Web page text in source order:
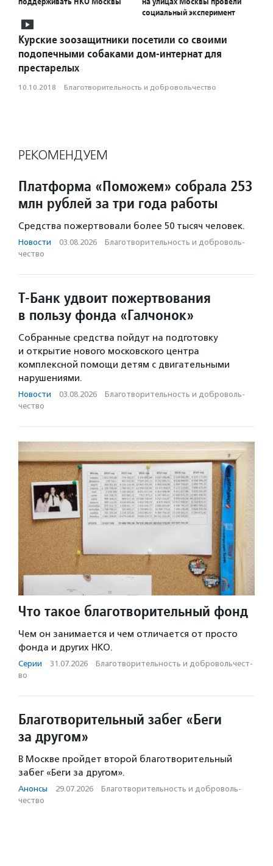
социальный эксперимент
Курские зоозащитники посетили со своими
подопечными собаками дом-интернат для
престарелых
10.10.2018 · Благотвори­тель­ность и доброволь­чест­во
РЕКОМЕНДУЕМ
Платформа «Поможем» собрала 253
млн рублей за три года работы
Средства пожертвовали более 50 тысяч человек.
Новости · 03.08.2026 · Благотвори­тель­ность и доброволь­
чест­во
Т-Банк удвоит пожертвования
в пользу фонда «Галчонок»
Собранные средства пойдут на подготовку
и открытие нового московского центра
комплексной помощи детям с двигательными
нарушениями.
Новости · 03.08.2026 · Благотвори­тель­ность и доброволь­
чест­во
Что такое благотворительный фонд
Чем он занимается и чем отличается от просто
фонда и других НКО.
Серии · 31.07.2026 · Благотвори­тель­ность и доброволь­чест­
во
Благотворительный забег «Беги
за другом»
В Москве пройдет второй благотворительный
забег «Беги за другом».
Анонсы · 29.07.2026 · Благотвори­тель­ность и доброволь­
чест­во